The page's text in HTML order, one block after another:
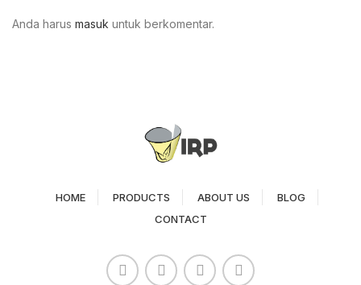
Anda harus masuk untuk berkomentar.
HOME PRODUCTS ABOUT US
BLOG
CONTACT